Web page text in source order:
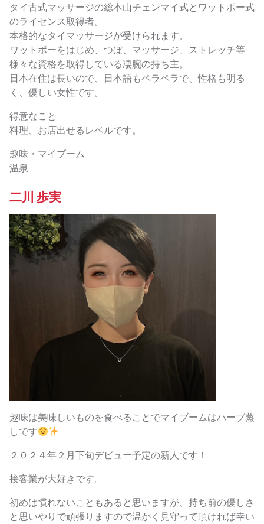
タイ古式マッサージの総本山チェンマイ式とワットポー式
のライセンス取得者。
本格的なタイマッサージが受けられます。
ワットポーをはじめ、つぼ、マッサージ、ストレッチ等
様々な資格を取得している凄腕の持ち主。
日本在住は長いので、日本語もペラペラで、性格も明る
く、優しい女性です。
得意なこと
料理、お店出せるレベルです。
趣味・マイブーム
温泉
二川 歩実
趣味は美味しいものを食べることでマイブームはハーブ蒸
しです
２０２４年２月下旬デビュー予定の新人です！
接客業が大好きです。
初めは慣れないこともあると思いますが、持ち前の優しさ
と思いやりで頑張りますので温かく見守って頂ければ幸い